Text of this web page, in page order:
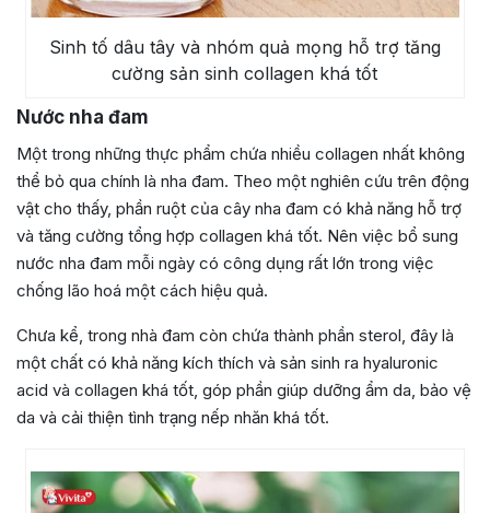
Sinh tố dâu tây và nhóm quả mọng hỗ trợ tăng
cường sản sinh collagen khá tốt
Nước nha đam
Một trong những thực phẩm chứa nhiều collagen nhất không
thể bỏ qua chính là nha đam. Theo một nghiên cứu trên động
vật cho thấy, phần ruột của cây nha đam có khả năng hỗ trợ
và tăng cường tổng hợp collagen khá tốt. Nên việc bổ sung
nước nha đam mỗi ngày có công dụng rất lớn trong việc
chống lão hoá một cách hiệu quả.
Chưa kể, trong nhà đam còn chứa thành phần sterol, đây là
một chất có khả năng kích thích và sản sinh ra hyaluronic
acid và collagen khá tốt, góp phần giúp dưỡng ẩm da, bảo vệ
da và cải thiện tình trạng nếp nhăn khá tốt.